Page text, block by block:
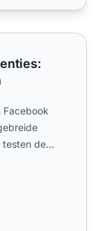
Uitgeven,
Facebook
testen de